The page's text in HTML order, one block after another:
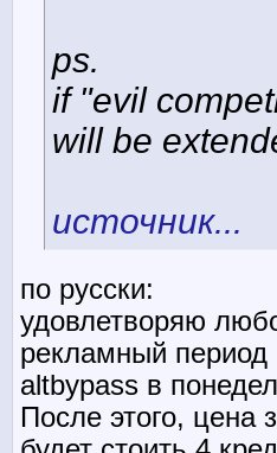
ps.
if "evil
will be
источник...
по русски:
удовлетворяю
рекламный период
altbypass в
После этого, цена